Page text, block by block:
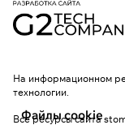
Файлы cookie
На информационном
технологии.
Все ресурсы сайта